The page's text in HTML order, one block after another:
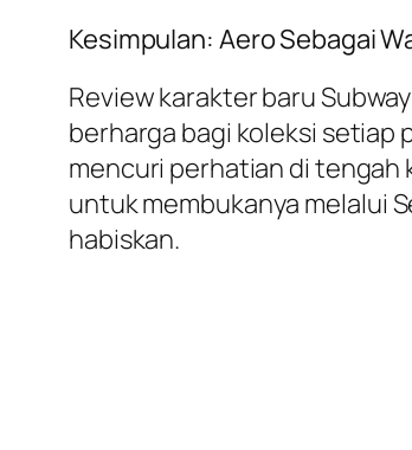
Kesimpulan: Aero Sebagai
Review karakter baru
berharga bagi koleksi setiap
mencuri perhatian di tengah
untuk membukanya melalui
habiskan.